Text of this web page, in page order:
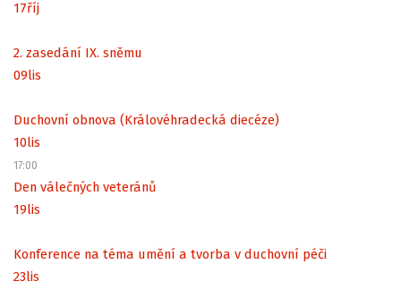
17říj
2. zasedání IX. sněmu
09lis
Duchovní obnova (Královéhradecká diecéze)
10lis
17:00
Den válečných veteránů
19lis
Konference na téma umění a tvorba v duchovní péči
23lis